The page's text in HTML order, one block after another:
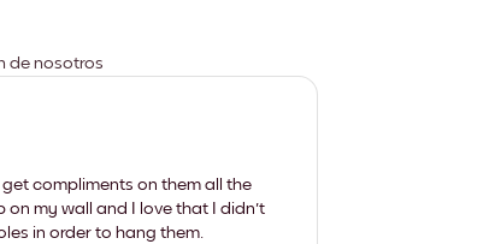
de nosotros
compliments on them all the
on my wall and I love that I didn't
in order to hang them.